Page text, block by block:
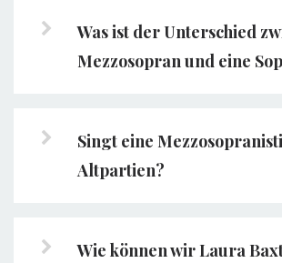
Mezzosopran und eine
Altpartien?